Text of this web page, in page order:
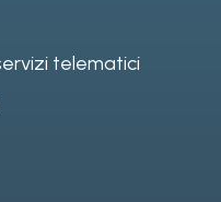
telematici